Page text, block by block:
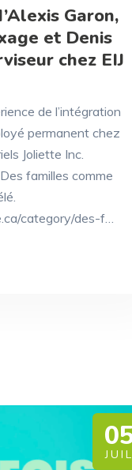
Garon,
et Denis
chez EIJ
de l’intégration
permanent chez
Joliette Inc.
familles comme
category/des-f…
JUIL